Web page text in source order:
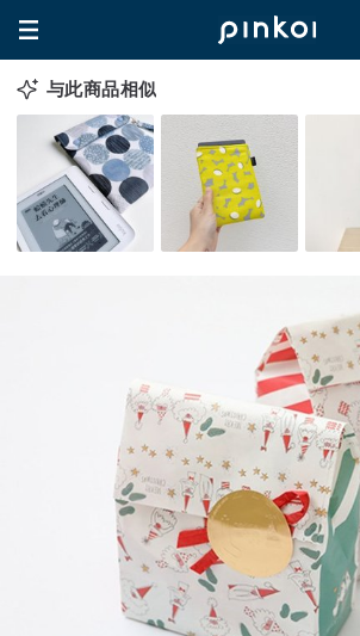
与此商品相似